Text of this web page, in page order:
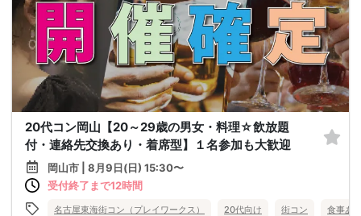
20代コン岡山【20～29歳の男女・料理☆飲放題
付・連絡先交換あり・着席型】１名参加も大歓迎
岡山市 | 8月9日(日) 15:30〜
受付終了まで12時間
名古屋東海街コン（プレイワークス） 20代向け 街コン 食事あ